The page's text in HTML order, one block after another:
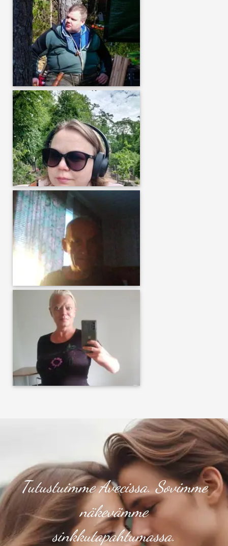
Tutustuimme Avecissa. Sovimme
näkevämme
sinkkutapahtumassa.